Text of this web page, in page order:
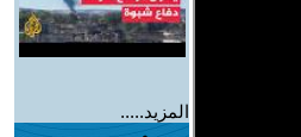
المزيد.....